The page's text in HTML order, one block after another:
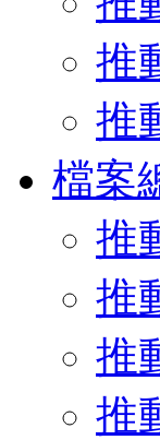
推
推
檔案
推
推
推
推